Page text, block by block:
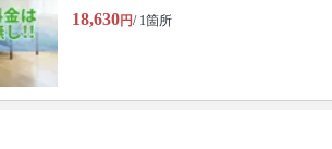
18,630円/ 1箇所